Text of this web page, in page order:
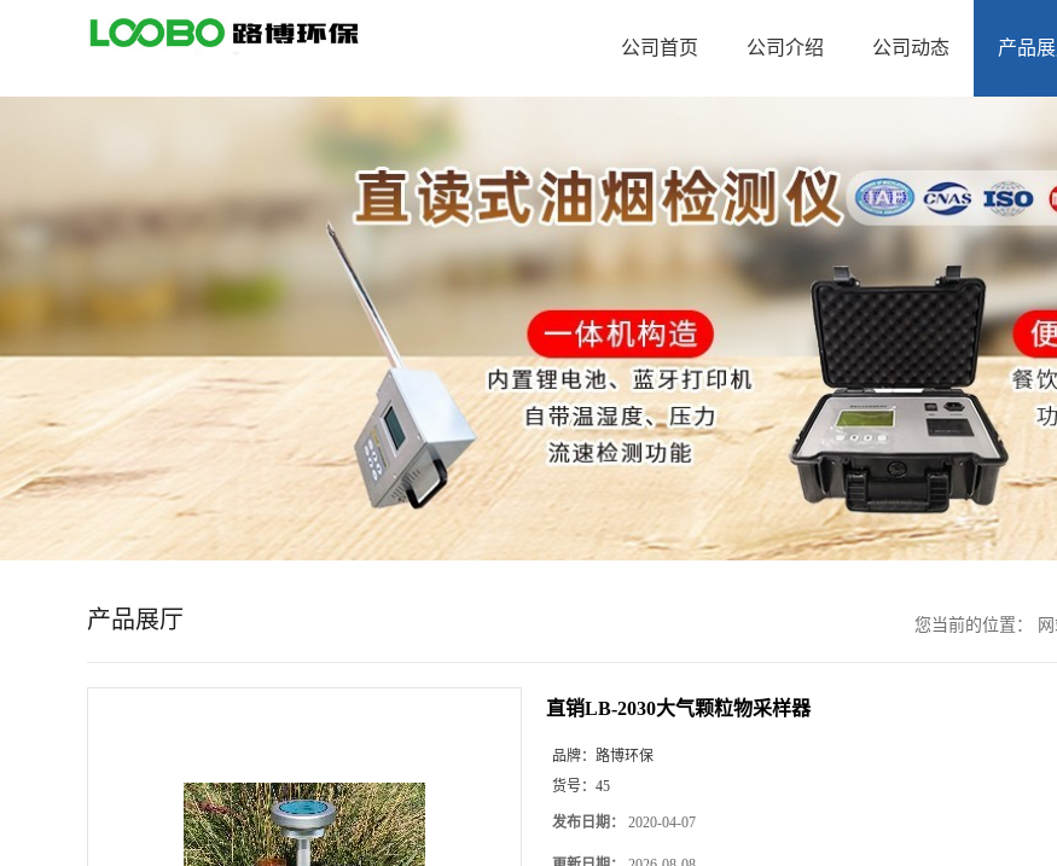
首
公司首页 公司介绍 公司动态 产品
产品展厅 您当前的位置：
直销LB-2030大气颗粒物采样器
品牌： 路博环保
货号： 45
发布日期： 2020-04-07